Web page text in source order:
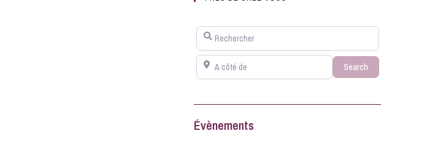
Rechercher
A côté de SearchSearch
Évènements